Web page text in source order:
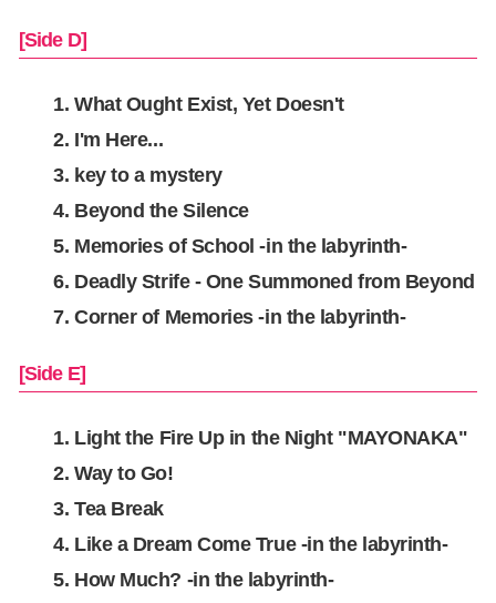
[Side D]
What Ought Exist, Yet Doesn't
I'm Here...
key to a mystery
Beyond the Silence
Memories of School -in the labyrinth-
Deadly Strife - One Summoned from Beyond
Corner of Memories -in the labyrinth-
[Side E]
Light the Fire Up in the Night "MAYONAKA"
Way to Go!
Tea Break
Like a Dream Come True -in the labyrinth-
How Much? -in the labyrinth-